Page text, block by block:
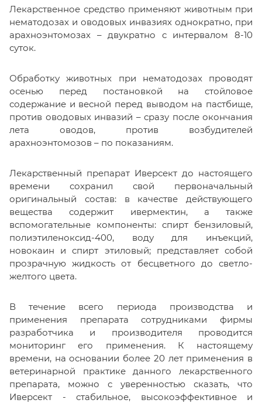
Лекарственное средство применяют животным при
нематодозах и оводовых инвазиях однократно, при
арахноэнтомозах – двукратно с интервалом 8-10
суток.
Обработку животных при нематодозах проводят
осенью перед постановкой на стойловое
содержание и весной перед выводом на пастбище,
против оводовых инвазий – сразу после окончания
лета оводов, против возбудителей
арахноэнтомозов – по показаниям.
Лекарственный препарат Иверсект до настоящего
времени сохранил свой первоначальный
оригинальный состав: в качестве действующего
вещества содержит ивермектин, а также
вспомогательные компоненты: спирт бензиловый,
полиэтиленоксид-400, воду для инъекций,
новокаин и спирт этиловый; представляет собой
прозрачную жидкость от бесцветного до светло-
желтого цвета.
В течение всего периода производства и
применения препарата сотрудниками фирмы
разработчика и производителя проводится
мониторинг его применения. К настоящему
времени, на основании более 20 лет применения в
ветеринарной практике данного лекарственного
препарата, можно с уверенностью сказать, что
Иверсект - стабильное, высокоэффективное и